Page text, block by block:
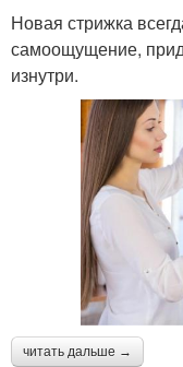
Новая стрижка
самоощущение,
изнутри.
читать дальше →